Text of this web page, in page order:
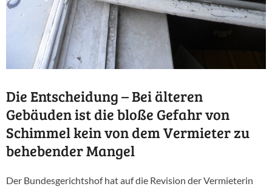
Die Entscheidung – Bei älteren
Gebäuden ist die bloße Gefahr von
Schimmel kein von dem Vermieter zu
behebender Mangel
Der Bundesgerichtshof hat auf die Revision der Vermieterin